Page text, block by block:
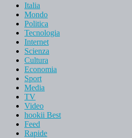
Italia
Mondo
Politica
Tecnologia
Internet
Scienza
Cultura
Economia
Sport
Media
TV
Video
hookii Best
Feed
Rapide